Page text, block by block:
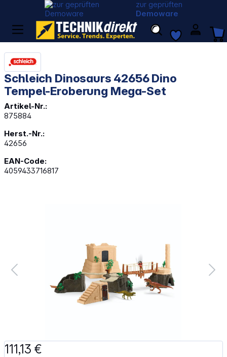
zur geprüften
Demoware
Schleich Dinosaurs 42656 Dino
Tempel-Eroberung Mega-Set
Artikel-Nr.:
875884
Herst.-Nr.:
42656
EAN-Code:
4059433716817
111,13 €